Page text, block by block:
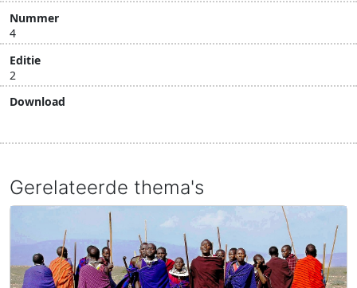
Nummer
4
Editie
2
Download
Gerelateerde thema's